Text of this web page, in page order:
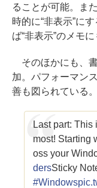
ることが可能。ま
時的に“非表示”に
ば“非表示”のメモ
そのほかにも、
加。パフォーマン
善も図られている。
Last part:
most! Starting
oss your
dersSticky
#Windows